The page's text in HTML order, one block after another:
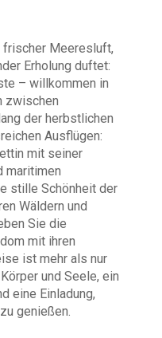
frischer Meeresluft,
Erholung duftet:
– willkommen in
zwischen
der herbstlichen
Ausflügen:
mit seiner
maritimen
stille Schönheit der
Wäldern und
Sie die
mit ihren
ist mehr als nur
und Seele, ein
eine Einladung,
genießen.